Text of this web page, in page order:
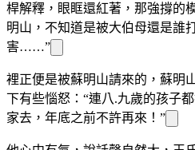
桿解釋，眼眶還紅著，那強撐的
明山，不知道是被大伯母還是誰
害……”
裡正便是被蘇明山請來的，蘇明
下有些惱怒：“連八.九歲的孩子
家去，年底之前不許再來！”